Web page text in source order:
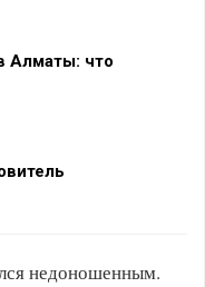
Алматы: что
недоношенным.